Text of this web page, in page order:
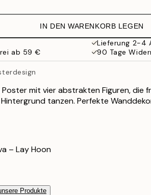
IN DEN WARENKORB LEGEN
Lieferung 2-4
ab 59 €
90 Tage
mit vier abstrakten Figuren, die
tanzen. Perfekte
– Lay Hoon
Produkte